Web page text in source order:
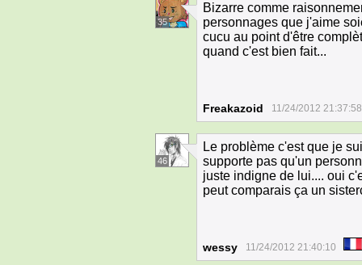
35
Bizarre comme
personnages que j'aime
cucu au point d'être
quand c'est bien fait...
Freakazoid 11/24/2012 21:37:58
46
Le problème c'est que je
supporte pas qu'un
juste indigne de lui.... oui
peut comparais ça un
wessy 11/24/2012 21:40:10